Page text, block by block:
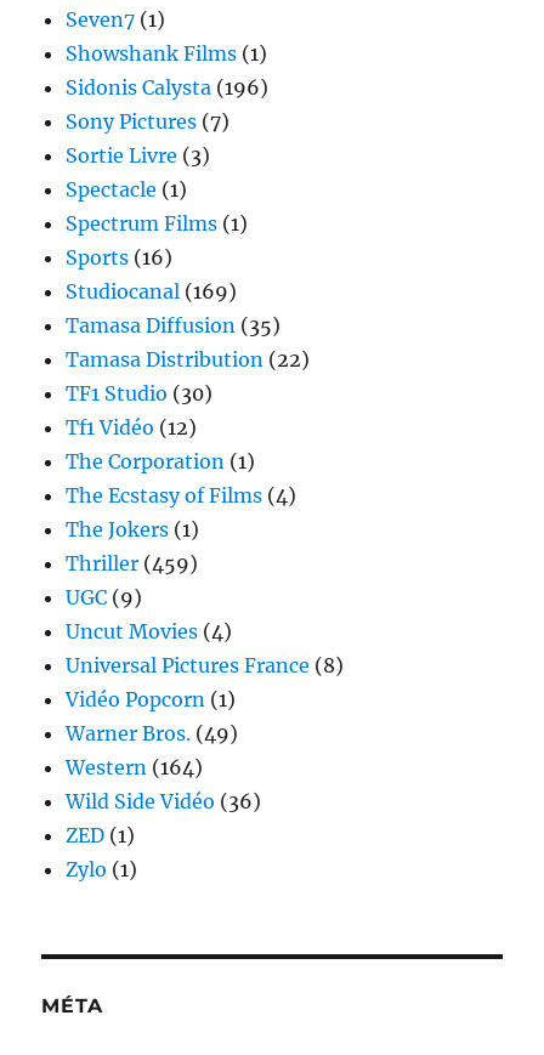
Seven7 (1)
Showshank Films (1)
Sidonis Calysta (196)
Sony Pictures (7)
Sortie Livre (3)
Spectacle (1)
Spectrum Films (1)
Sports (16)
Studiocanal (169)
Tamasa Diffusion (35)
Tamasa Distribution (22)
TF1 Studio (30)
Tf1 Vidéo (12)
The Corporation (1)
The Ecstasy of Films (4)
The Jokers (1)
Thriller (459)
UGC (9)
Uncut Movies (4)
Universal Pictures France (8)
Vidéo Popcorn (1)
Warner Bros. (49)
Western (164)
Wild Side Vidéo (36)
ZED (1)
Zylo (1)
MÉTA